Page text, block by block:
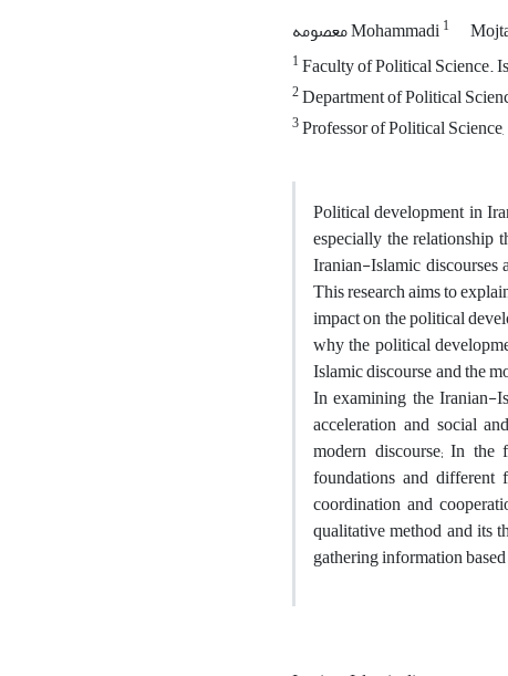
معصومه Mohammadi1
1Faculty of Political Science.
2Department of Political
3Professor of Political
Political development in
especially the relationship
Iranian-Islamic
This research aims to
impact on the political
why the political
Islamic discourse and the
In examining the Iranian-
acceleration and social
modern discourse; In the
foundations and different
coordination and
qualitative method and its
gathering information